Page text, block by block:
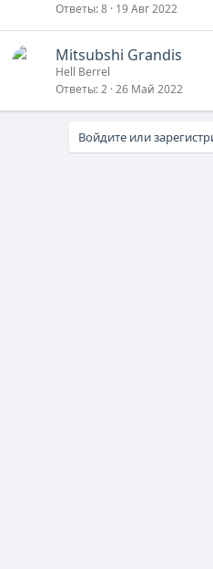
Ответы 8 19 Авг 2022
Mitsubshi Grandis
Hell Berrel
Ответы 2 26 Май 2022
Войдите или